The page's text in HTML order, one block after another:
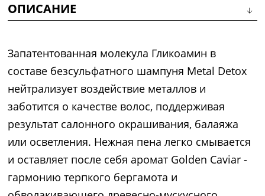
ОПИСАНИЕ
Запатентованная молекула Гликоамин в
составе безсульфатного шампуня Metal Detox
нейтрализует воздействие металлов и
заботится о качестве волос, поддерживая
результат салонного окрашивания, балаяжа
или осветления. Нежная пена легко смывается
и оставляет после себя аромат Golden Caviar -
гармонию терпкого бергамота и